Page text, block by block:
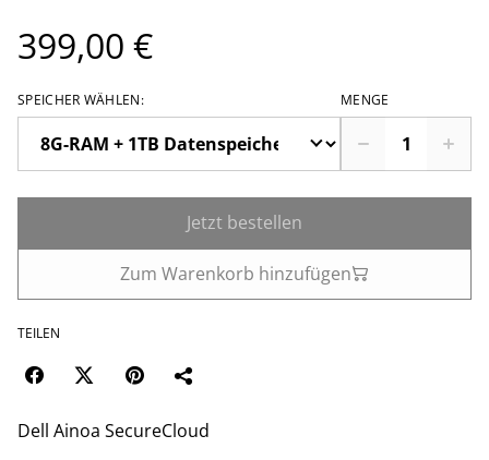
399,00 €
SPEICHER WÄHLEN: MENGE
Jetzt bestellen
Zum Warenkorb hinzufügen
TEILEN
Dell Ainoa SecureCloud